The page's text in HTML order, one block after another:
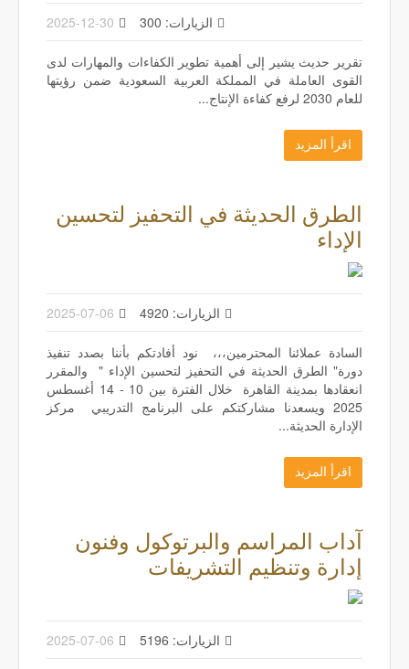
2025-12-30 الزيارات: 300
تقرير حديث يشير إلى أهمية تطوير الكفاءات والمهارات لدى
القوى العاملة في المملكة العربية السعودية ضمن رؤيتها
للعام 2030 لرفع كفاءة الإنتاج...
اقرأ المزيد
الطرق الحديثة في التحفيز لتحسين
الإداء
2025-07-06 الزيارات: 4920
السادة عملائنا المحترمين،،، نود أفادتكم بأننا بصدد تنفيذ
دورة" الطرق الحديثة في التحفيز لتحسين الإداء " والمقرر
انعقادها بمدينة القاهرة خلال الفترة بين 10 - 14 أغسطس
2025 ويسعدنا مشاركتكم على البرنامج التدريبي مركز
الإدارة الحديثة...
اقرأ المزيد
آداب المراسم والبرتوكول وفنون
إدارة وتنظيم التشريفات
2025-07-06 الزيارات: 5196